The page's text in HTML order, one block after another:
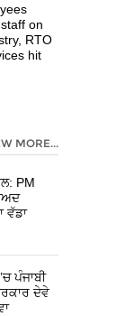
on
RTO
hit
MORE...
PM
ਵੱਡਾ
ਪੰਜਾਬੀ
ਦੇਵੇ